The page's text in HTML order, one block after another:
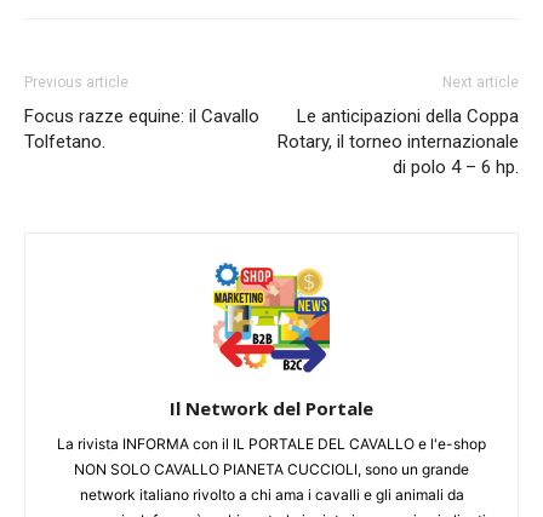
Previous article
Focus razze equine: il Cavallo
Tolfetano.
Next article
Le anticipazioni della Coppa
Rotary, il torneo internazionale
di polo 4 – 6 hp.
Il Network del Portale
La rivista INFORMA con il IL PORTALE DEL CAVALLO e l'e-shop
NON SOLO CAVALLO PIANETA CUCCIOLI, sono un grande
network italiano rivolto a chi ama i cavalli e gli animali da